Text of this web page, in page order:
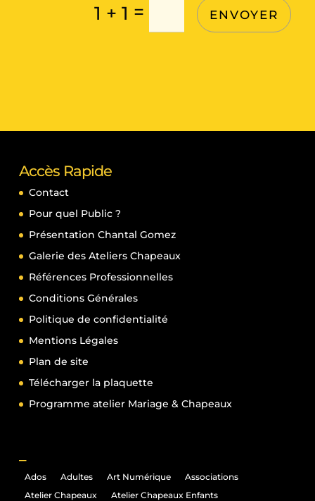
1 + 1 = ENVOYER
Accès Rapide
Contact
Pour quel Public ?
Présentation Chantal Gomez
Galerie des Ateliers Chapeaux
Références Professionnelles
Conditions Générales
Politique de confidentialité
Mentions Légales
Plan de site
Télécharger la plaquette
Programme atelier Mariage & Chapeaux
Ados Adultes Art Numérique
Associations
Atelier Chapeaux
Atelier Chapeaux Enfants